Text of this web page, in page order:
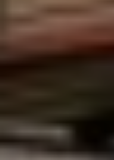
I would like to receive